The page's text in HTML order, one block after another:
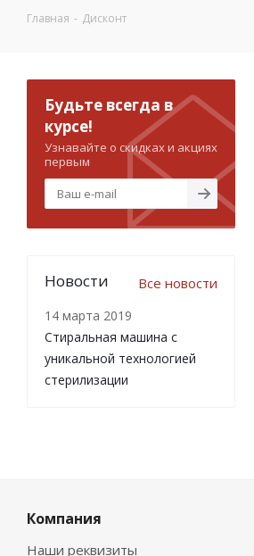
Главная - Дисконт
Будьте всегда в
курсе!
Узнавайте о скидках и акциях
первым
Новости Все новости
14 марта 2019
Стиральная машина с
уникальной технологией
стерилизации
Компания
Наши реквизиты